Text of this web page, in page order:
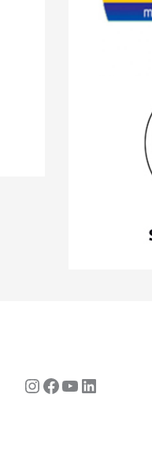
Instagram
Facebook
Youtube
LinkedIn